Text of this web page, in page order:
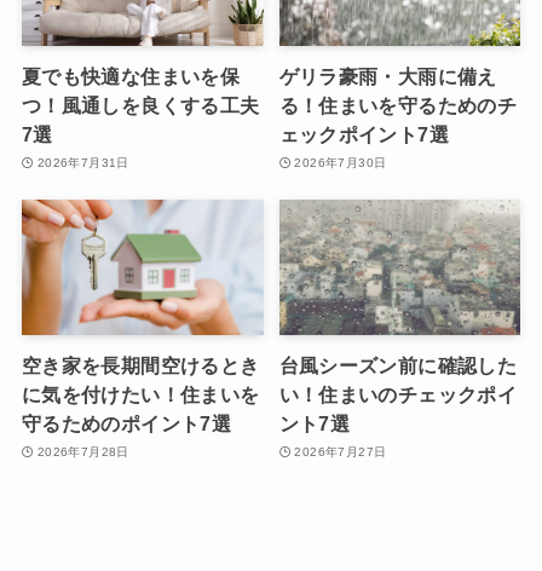
夏でも快適な住まいを保
つ！風通しを良くする工夫
7選
2026年7月31日
ゲリラ豪雨・大雨に備え
る！住まいを守るためのチ
ェックポイント7選
2026年7月30日
空き家を長期間空けるとき
に気を付けたい！住まいを
守るためのポイント7選
2026年7月28日
台風シーズン前に確認した
い！住まいのチェックポイ
ント7選
2026年7月27日